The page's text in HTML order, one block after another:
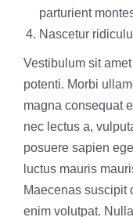
parturient
Nascetur
Vestibulum sit
potenti. Morbi
magna consequat
nec lectus a,
posuere sapien
luctus mauris
Maecenas suscipit
enim volutpat.